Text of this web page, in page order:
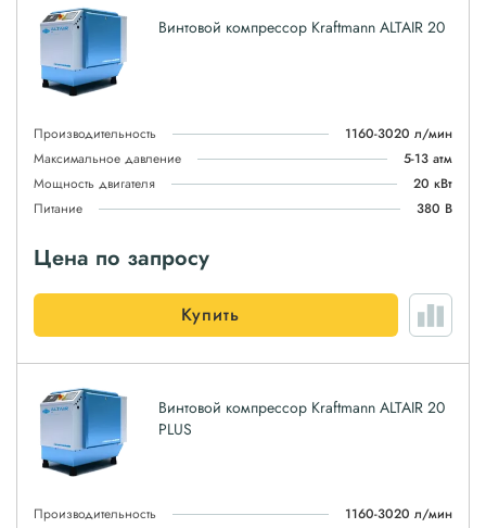
Винтовой компрессор Kraftmann ALTAIR 20
Производительность
1160-3020 л/мин
Максимальное давление
5-13 атм
Мощность двигателя
20 кВт
Питание
380 В
Цена по запросу
Купить
Винтовой компрессор Kraftmann ALTAIR 20
PLUS
Производительность
1160-3020 л/мин